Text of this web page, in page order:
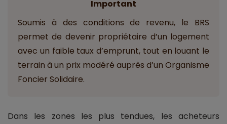
Important
Soumis à des conditions de revenu, le BRS
permet de devenir propriétaire d’un logement
avec un faible taux d’emprunt, tout en louant le
terrain à un prix modéré auprès d’un Organisme
Foncier Solidaire.
Dans les zones les plus tendues, les acheteurs